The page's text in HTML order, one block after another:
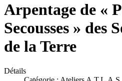
Arpentage de «
Secousses » des
de la Terre
Détails